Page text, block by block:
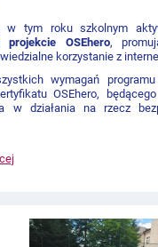
w tym roku szkolnym
projekcie OSEhero,
korzystanie z
wymagań
OSEhero,
w działania na rzecz